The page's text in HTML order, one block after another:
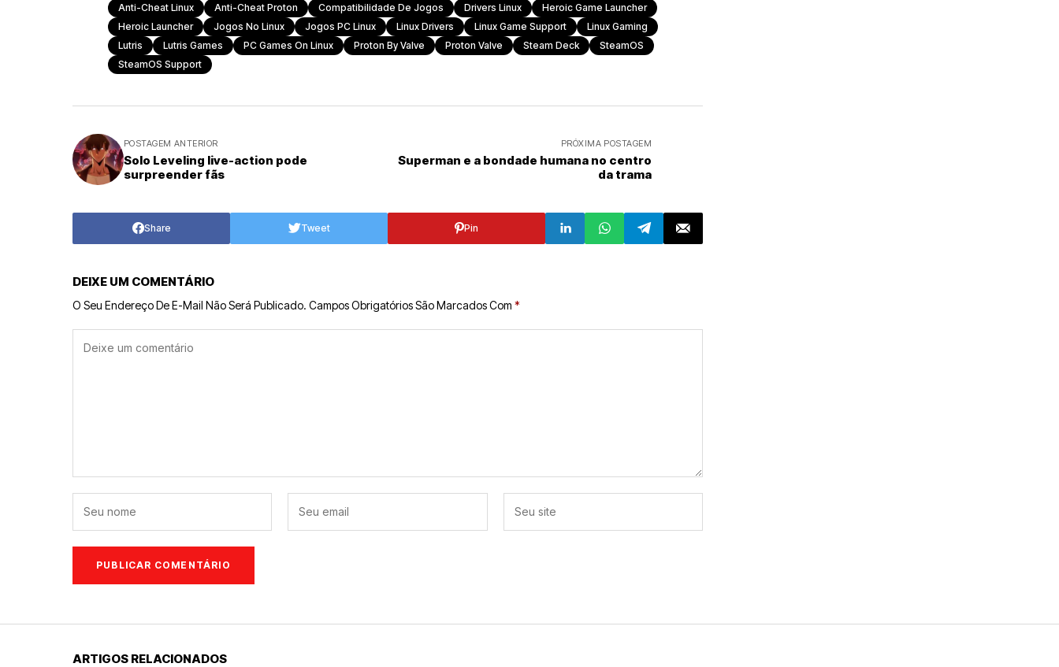
Anti-Cheat Linux Anti-Cheat Proton Compatibilidade De Jogos Drivers Linux
Heroic Game Launcher
Heroic Launcher
Jogos No Linux Jogos PC Linux Linux Drivers Linux Game Support
Linux Gaming
Lutris
Lutris Games PC Games On Linux Proton By Valve Proton Valve Steam Deck
SteamOS
SteamOS Support
POSTAGEM ANTERIOR
Solo Leveling live-action pode
surpreender fãs
PRÓXIMA POSTAGEM
Superman e a bondade humana no centro
da trama
Share Tweet Pin
DEIXE UM COMENTÁRIO
O Seu Endereço De E-Mail Não Será Publicado. Campos Obrigatórios São Marcados Com *
ARTIGOS RELACIONADOS